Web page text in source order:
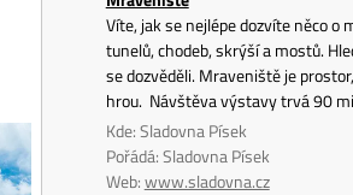
Víte, jak se nejlépe dozvíte něco
tunelů, chodeb, skrýší a mostů.
se dozvěděli. Mraveniště je
hrou. Návštěva výstavy trvá 90
Kde: Sladovna Písek
Pořádá: Sladovna Písek
Web:www.sladovna.cz